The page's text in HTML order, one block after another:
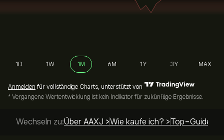
1D 1W 1M 6M 1Y 3Y MAX
Anmelden für vollständige Charts, unterstützt von
* Vergangene Wertentwicklung ist kein Indikator für zukünftige Ergebnisse.
Wechseln zu:Über AAXJ >Wie kaufe ich? >Top-Guides >